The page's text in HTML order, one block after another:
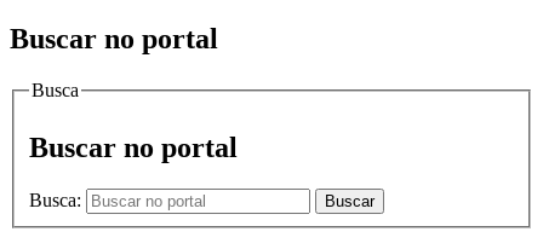
Buscar no portal
Busca
Buscar no portal
Busca: Buscar